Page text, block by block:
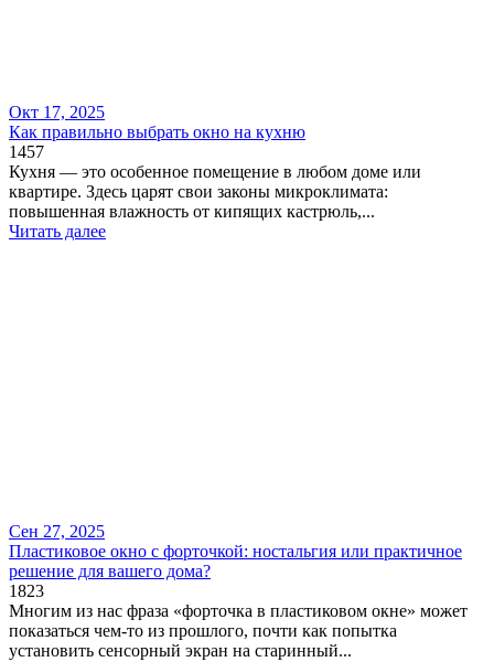
Окт 17, 2025
Как правильно выбрать окно на кухню
1457
Кухня — это особенное помещение в любом доме или
квартире. Здесь царят свои законы микроклимата:
повышенная влажность от кипящих кастрюль,...
Читать далее
Сен 27, 2025
​Пластиковое окно с форточкой: ностальгия или практичное
решение для вашего дома?
1823
Многим из нас фраза «форточка в пластиковом окне» может
показаться чем-то из прошлого, почти как попытка
установить сенсорный экран на старинный...